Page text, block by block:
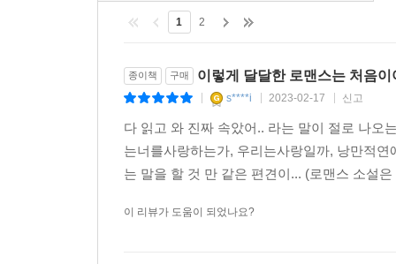
의 손이었다는 걸 깨달았다. 그중에서도 규칙적
손가락이 아주 또렷하게 시야에 들어왔다.
태 상처 자국을 놓치지 않고 확인했다. 가령 오피
생 지워지지 않고 남아 있는 경우가 많았다.
1 2
종이책 구매 이렇게 달달한 로맨스는 처음이
s****i 2023-02-17 신고
다 읽고 와 진짜 속았어.. 라는 말이 절로 나오
는너를사랑하는가, 우리는사랑일까, 낭만적
는 말을 할 것 만 같은 편견이... (로맨스 소설
이 리뷰가 도움이 되었나요?